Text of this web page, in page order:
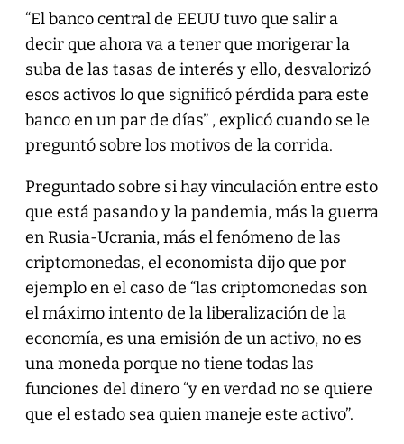
“El banco central de EEUU tuvo que salir a
decir que ahora va a tener que morigerar la
suba de las tasas de interés y ello, desvalorizó
esos activos lo que significó pérdida para este
banco en un par de días” , explicó cuando se le
preguntó sobre los motivos de la corrida.
Preguntado sobre si hay vinculación entre esto
que está pasando y la pandemia, más la guerra
en Rusia-Ucrania, más el fenómeno de las
criptomonedas, el economista dijo que por
ejemplo en el caso de “las criptomonedas son
el máximo intento de la liberalización de la
economía, es una emisión de un activo, no es
una moneda porque no tiene todas las
funciones del dinero “y en verdad no se quiere
que el estado sea quien maneje este activo”.